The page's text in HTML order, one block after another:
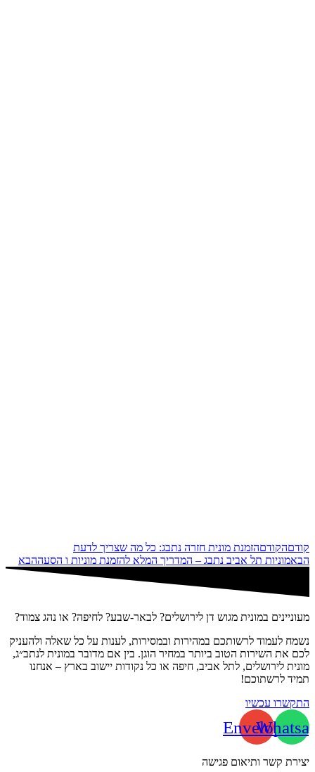
קודםהקודםהזמנת מונית חזרה נתבג: כל מה שצריך לדעת
הבאמוניות תל אביב נתבג – המדריך המלא להזמנת מוניות ו הסעההבא
מעוניינים במונית מגוש דן לירושלים? לבאר-שבע? לחיפה? או נהג צמוד?
נשמח לעמוד לרשותכם במהירות ובמסירות, לענות על כל שאלה ולהעניק
לכם את השירות הטוב ביותר במחיר הוגן. בין אם מדובר במונית לנתב״ג,
מונית לירושלים, לתל אביב, חיפה או כל נקודות יישוב בארץ – אנחנו
תמיד לרשתוכם!
התקשרו עכשיו
Envelope
יצירת קשר ותיאום פגישה